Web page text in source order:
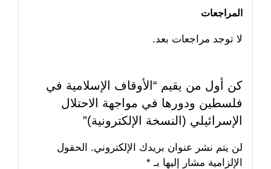
المراجعات
لا توجد مراجعات بعد.
كن أول من يقيم “الأوقاف الإسلامية في
فلسطين ودورها في مواجهة الاحتلال
الإسرائيلي (النسخة الإلكترونية)”
لن يتم نشر عنوان بريدك الإلكتروني.
الحقول
الإلزامية مشار إليها بـ *